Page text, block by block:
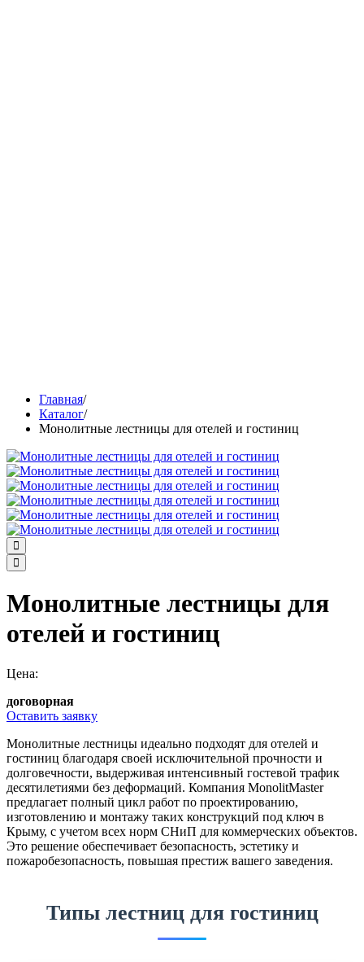
Главная/
Каталог/
Монолитные лестницы для отелей и гостиниц
Монолитные лестницы для
отелей и гостиниц
Цена:
договорная
Оставить заявку
Монолитные лестницы идеально подходят для отелей и
гостиниц благодаря своей исключительной прочности и
долговечности, выдерживая интенсивный гостевой трафик
десятилетиями без деформаций. Компания MonolitMaster
предлагает полный цикл работ по проектированию,
изготовлению и монтажу таких конструкций под ключ в
Крыму, с учетом всех норм СНиП для коммерческих объектов.
Это решение обеспечивает безопасность, эстетику и
пожаробезопасность, повышая престиж вашего заведения.
Типы лестниц для гостиниц